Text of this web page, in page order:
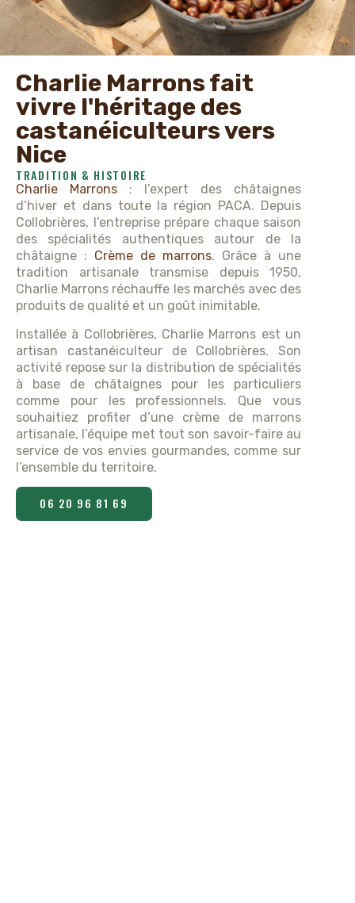
Charlie Marrons fait
vivre l'héritage des
castanéiculteurs vers
Nice
TRADITION & HISTOIRE
Charlie Marrons : l’expert des châtaignes
d’hiver et dans toute la région PACA. Depuis
Collobrières, l’entreprise prépare chaque saison
des spécialités authentiques autour de la
châtaigne : Crème de marrons. Grâce à une
tradition artisanale transmise depuis 1950,
Charlie Marrons réchauffe les marchés avec des
produits de qualité et un goût inimitable.
Installée à Collobrières, Charlie Marrons est un
artisan castanéiculteur de Collobrières. Son
activité repose sur la distribution de spécialités
à base de châtaignes pour les particuliers
comme pour les professionnels. Que vous
souhaitiez profiter d’une crème de marrons
artisanale, l’équipe met tout son savoir-faire au
service de vos envies gourmandes, comme sur
l’ensemble du territoire.
06 20 96 81 69